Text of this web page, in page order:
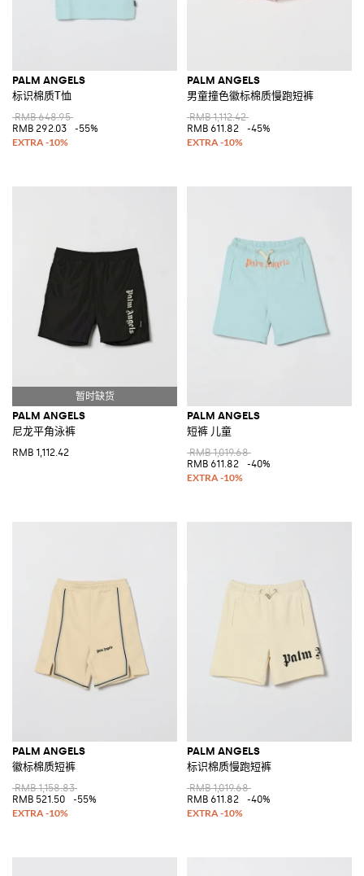
PALM ANGELS
标识棉质T恤
RMB 648.95
RMB 292.03
-55%
PALM ANGELS
男童撞色徽标棉质慢跑短裤
RMB 1,112.42
RMB 611.82
-45%
PALM ANGELS
尼龙平角泳裤
RMB 1,112.42
PALM ANGELS
短裤 儿童
RMB 1,019.68
RMB 611.82
-40%
PALM ANGELS
徽标棉质短裤
RMB 1,158.83
RMB 521.50
-55%
PALM ANGELS
标识棉质慢跑短裤
RMB 1,019.68
RMB 611.82
-40%